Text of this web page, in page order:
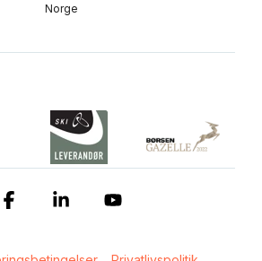
Norge
FacebookLinkedin